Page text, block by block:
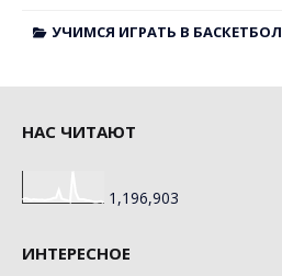
УЧИМСЯ ИГРАТЬ В БАСКЕТБОЛ
НАС ЧИТАЮТ
1,196,903
ИНТЕРЕСНОЕ